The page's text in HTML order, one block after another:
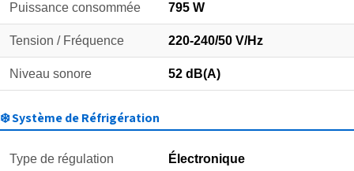
Puissance consommée 795 W
Tension / Fréquence 220-240/50 V/Hz
Niveau sonore 52 dB(A)
❄️ Système de Réfrigération
Type de régulation Électronique